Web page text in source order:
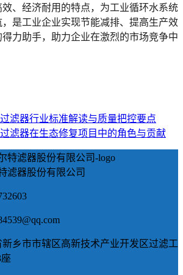
、经济耐用的特点，为工业循环水系统
是工业企业实现节能减排、提高生产效
力助手，助力企业在激烈的市场竞争中
滤器行业标准解读与质量把控要点
滤器在生态修复项目中的角色与贡献
滤器股份有限公司
乡市市辖区高新技术产业开发区过滤工